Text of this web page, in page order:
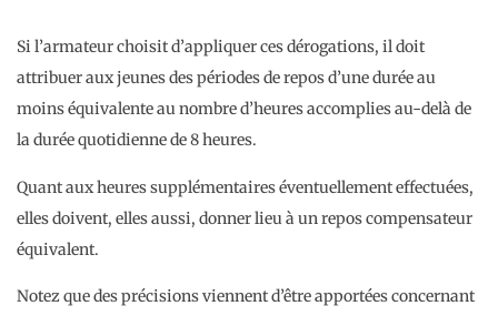
Si l’armateur choisit d’appliquer ces dérogations, il doit
attribuer aux jeunes des périodes de repos d’une durée au
moins équivalente au nombre d’heures accomplies au-delà de
la durée quotidienne de 8 heures.
Quant aux heures supplémentaires éventuellement effectuées,
elles doivent, elles aussi, donner lieu à un repos compensateur
équivalent.
Notez que des précisions viennent d’être apportées concernant